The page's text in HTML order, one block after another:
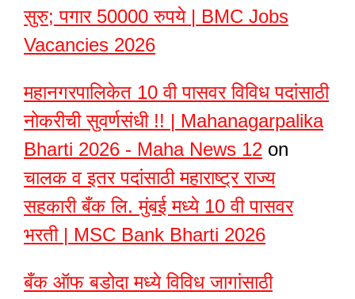
सुरु; पगार 50000 रुपये | BMC Jobs
Vacancies 2026
महानगरपालिकेत 10 वी पासवर विविध पदांसाठी
नोकरीची सुवर्णसंधी !! | Mahanagarpalika
Bharti 2026 - Maha News 12 on
चालक व इतर पदांसाठी महाराष्ट्र राज्य
सहकारी बँक लि. मुंबई मध्ये 10 वी पासवर
भरती | MSC Bank Bharti 2026
बँक ऑफ बडोदा मध्ये विविध जागांसाठी